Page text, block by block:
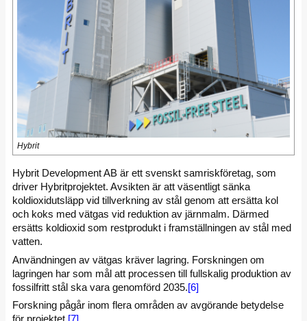
Hybrit
Hybrit Development AB är ett svenskt samriskföretag, som
driver Hybritprojektet. Avsikten är att väsentligt sänka
koldioxidutsläpp vid tillverkning av stål genom att ersätta kol
och koks med vätgas vid reduktion av järnmalm. Därmed
ersätts koldioxid som restprodukt i framställningen av stål med
vatten.
Användningen av vätgas kräver lagring. Forskningen om
lagringen har som mål att processen till fullskalig produktion av
fossilfritt stål ska vara genomförd 2035.[6]
Forskning pågår inom flera områden av avgörande betydelse